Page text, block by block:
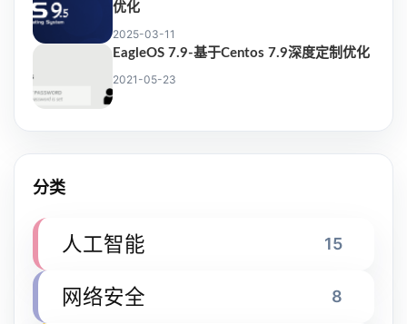
优化
2025-03-11
EagleOS 7.9-基于Centos 7.9深度定制优化
2021-05-23
分类
人工智能 15
网络安全 8